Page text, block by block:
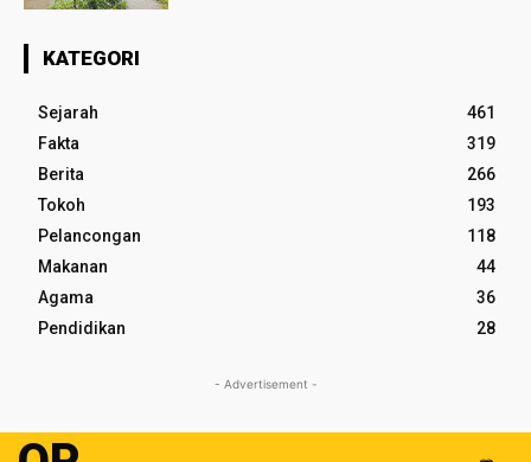
KATEGORI
Sejarah
461
Fakta
319
Berita
266
Tokoh
193
Pelancongan
118
Makanan
44
Agama
36
Pendidikan
28
- Advertisement -